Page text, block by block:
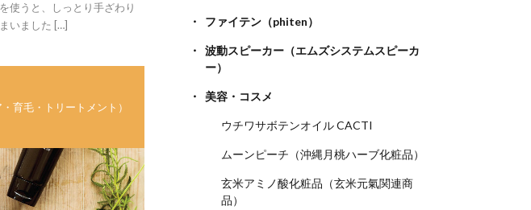
使うと、しっとり手ざわり
いました […]
育毛・トリートメント）
ファイテン（phiten）
波動スピーカー（エムズシステムスピーカ
ー）
美容・コスメ
ウチワサボテンオイル CACTI
ムーンピーチ（沖縄月桃ハーブ化粧品）
玄米アミノ酸化粧品（玄米元氣関連商
品）